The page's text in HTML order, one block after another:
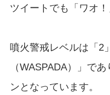
ツイートでも「ワオ！
噴火警戒レベルは「2
（WASPADA）」で
ンとなっています。